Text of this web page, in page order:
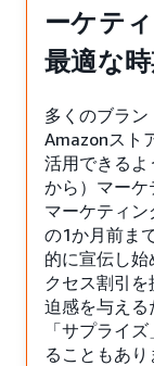
ーケテ
最適な
多くのブラ
Amazonスト
活用できるよ
から）マーケ
マーケティ
の1か月前ま
的に宣伝し
クセス割引
迫感を与え
「サプライ
ることもあり